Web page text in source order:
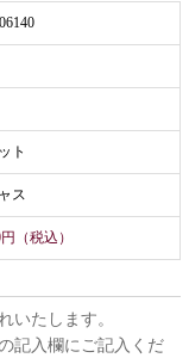
ト
ス
（税込）
いたします。
記入欄にご記入くだ